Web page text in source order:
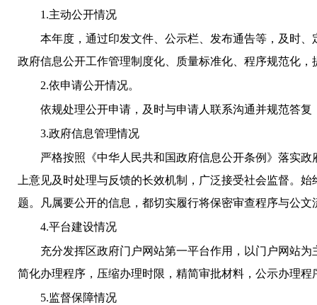
1.主动公开情况
本年度，通过印发文件、公示栏、发布通告等，及时
政府信息公开工作管理制度化、质量标准化、程序规范化
2.依申请公开情况。
依规处理公开申请，及时与申请人联系沟通并规范答
3.政府信息管理情况
严格按照《中华人民共和国政府信息公开条例》落实
上意见及时处理与反馈的长效机制，广泛接受社会监督。
题。凡属要公开的信息，都切实履行将保密审查程序与公
4.平台建设情况
充分发挥区政府门户网站第一平台作用，以门户网站
简化办理程序，压缩办理时限，精简审批材料，公示办理
5.监督保障情况